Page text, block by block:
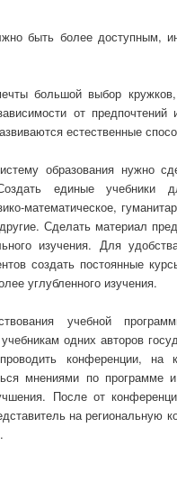
быть более доступным,
большой выбор кружков,
от предпочтений
естественные
образования нужно
единые учебники
математическое,
Сделать материал
изучения. Для
создать постоянные
углубленного изучения.
учебной
одних авторов
конференции, на
мнениями по программе
После от
на региональную